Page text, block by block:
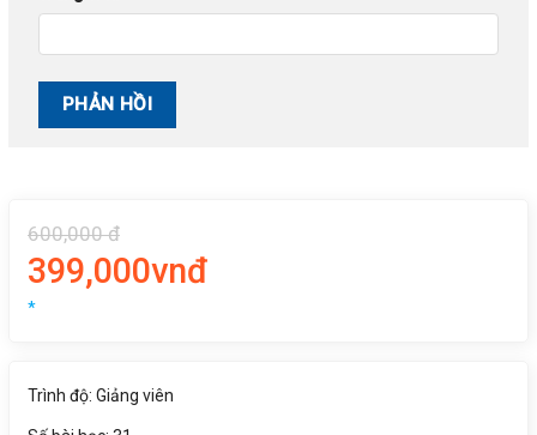
600,000 đ
399,000vnđ
*
Trình độ: Giảng viên